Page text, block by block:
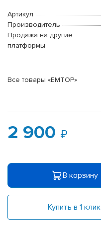
Артикул
Производитель
Продажа на другие
платформы
Все товары «EMTOP»
2 900
В корзину
Купить в 1 клик